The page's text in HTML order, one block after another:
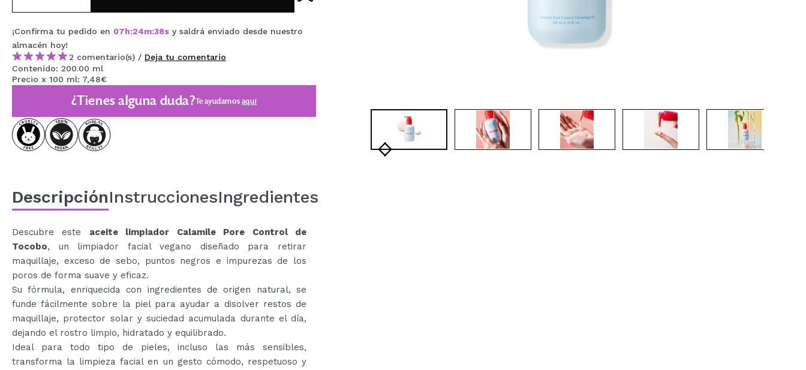
MAQUIFARMA
KOREA ZONE
TRAVEL SIZE
NATURE
OFERTAS
OUTLET
PRÓXIMAMENTE
CREAR CUENTA
¡Confirma tu pedido en 07h:24m:38s y saldrá enviado desde nuestro
almacén hoy!
2 comentario(s) / Deja tu comentario
Contenido: 200.00 ml
Precio x 100 ml: 7,48€
¿Tienes alguna duda?Te ayudamosaquí
DescripciónInstruccionesIngredientes
Descubre este aceite limpiador Calamile Pore Control de
Tocobo, un limpiador facial vegano diseñado para retirar
maquillaje, exceso de sebo, puntos negros e impurezas de los
poros de forma suave y eficaz.
Su fórmula, enriquecida con ingredientes de origen natural, se
funde fácilmente sobre la piel para ayudar a disolver restos de
maquillaje, protector solar y suciedad acumulada durante el día,
dejando el rostro limpio, hidratado y equilibrado.
Ideal para todo tipo de pieles, incluso las más sensibles,
transforma la limpieza facial en un gesto cómodo, respetuoso y